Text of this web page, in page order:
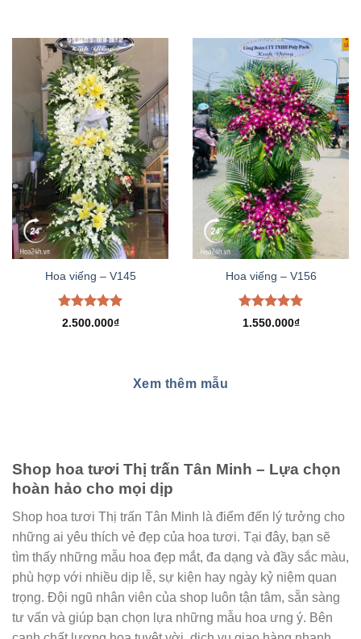
Hoa viếng – V145
Được xếp
2.500.000₫
Hoa viếng – V156
Được xếp
1.550.000₫
Xem thêm mẫu
Shop hoa tươi Thị trấn Tân Minh – Lựa chọn
hoàn hảo cho mọi dịp
Shop hoa tươi Thị trấn Tân Minh là điểm đến lý tưởng cho
những ai yêu thích vẻ đẹp của hoa tươi. Tại đây, bạn sẽ
tìm thấy những mẫu hoa đẹp mắt, đa dạng và đầy sắc màu,
phù hợp với nhiều dịp lễ, sự kiện hay ngày kỷ niệm quan
trọng. Đội ngũ nhân viên của shop luôn tận tâm, sẵn sàng
tư vấn và giúp bạn chọn lựa những mẫu hoa ưng ý. Bên